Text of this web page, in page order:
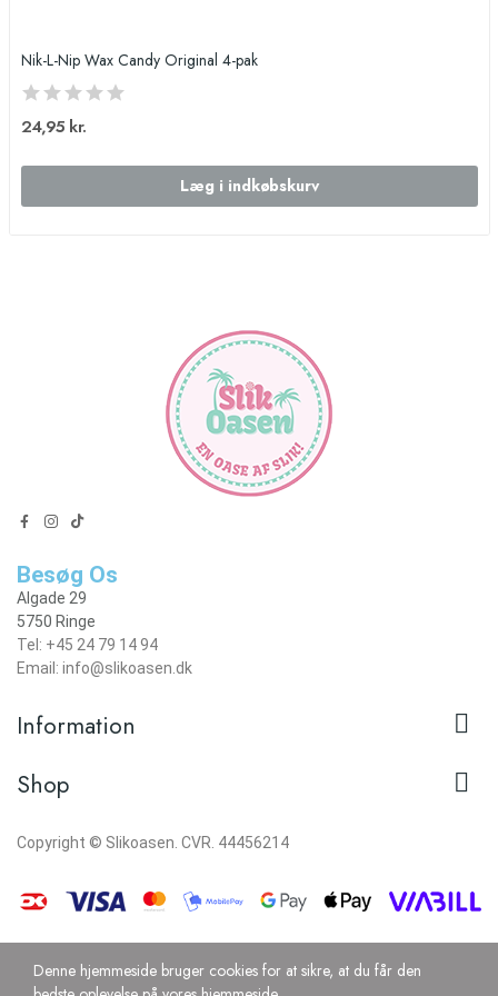
Nik-L-Nip Wax Candy Original 4-pak
24,95 kr.
Læg i indkøbskurv
Besøg Os
Algade 29
5750 Ringe
Tel: +45 24 79 14 94
Email: info@slikoasen.dk
Information 
Shop 
Copyright © Slikoasen. CVR. 44456214
Denne hjemmeside bruger cookies for at sikre, at du får den